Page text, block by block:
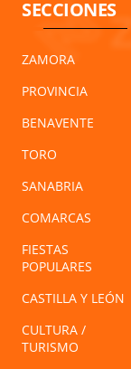
SECCIONES
ZAMORA
PROVINCIA
BENAVENTE
TORO
SANABRIA
COMARCAS
FIESTAS
POPULARES
CASTILLA Y LEÓN
CULTURA /
TURISMO